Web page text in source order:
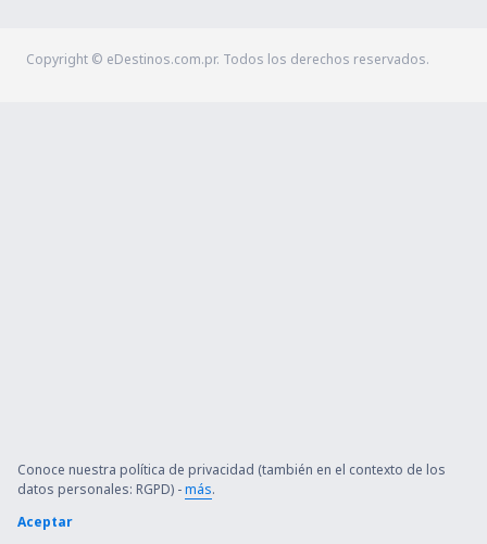
Copyright © eDestinos.com.pr. Todos los derechos reservados.
Conoce nuestra política de privacidad (también en el contexto de los
datos personales: RGPD) -más.
Aceptar